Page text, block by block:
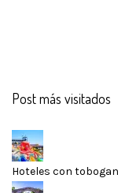
Post más visitados
Hoteles con